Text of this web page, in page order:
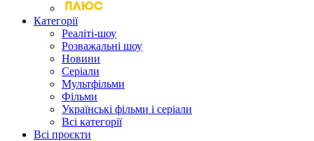
Категорії
Реаліті-шоу
Розважальні шоу
Новини
Серіали
Мультфільми
Фільми
Українські фільми і серіали
Всі категорії
Всі проєкти